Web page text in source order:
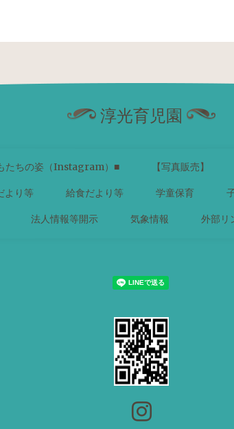
淳光育児園
たちの姿（Instagram）■ 【写真販売】
より等 給食だより等 学童保育
法人情報等開示 気象情報 外部リ